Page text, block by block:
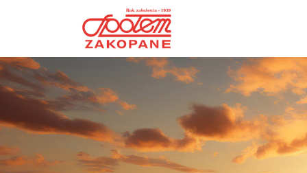
Przejdź do głównej zawartości